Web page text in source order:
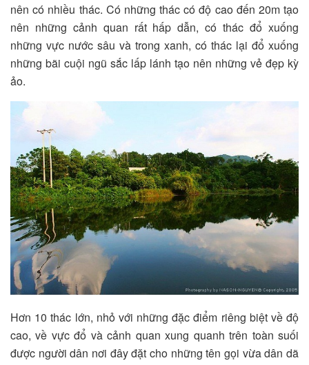
nên có nhiều thác. Có những thác có độ cao đến 20m tạo
nên những cảnh quan rất hấp dẫn, có thác đổ xuống
những vực nước sâu và trong xanh, có thác lại đổ xuống
những bãi cuội ngũ sắc lấp lánh tạo nên những vẻ đẹp kỳ
ảo.
Hơn 10 thác lớn, nhỏ với những đặc điểm riêng biệt về độ
cao, về vực đổ và cảnh quan xung quanh trên toàn suối
được người dân nơi đây đặt cho những tên gọi vừa dân dã